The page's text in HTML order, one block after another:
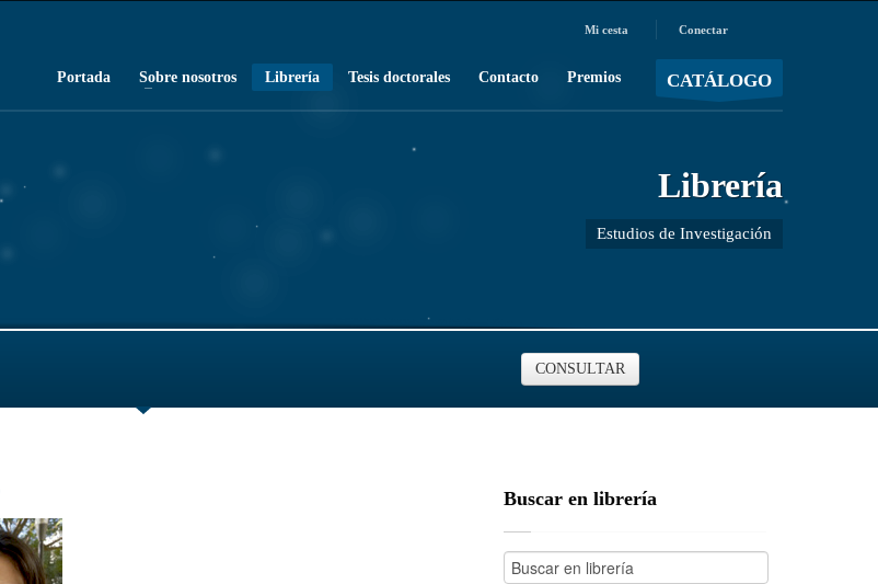
Conectar
Mi cesta
/ MOSTRAR CARRO
CATÁLOGO
Portada Sobre nosotros Librería Tesis doctorales Contacto Premios
Librería
Estudios de Investigación
CONSULTAR
Buscar en librería